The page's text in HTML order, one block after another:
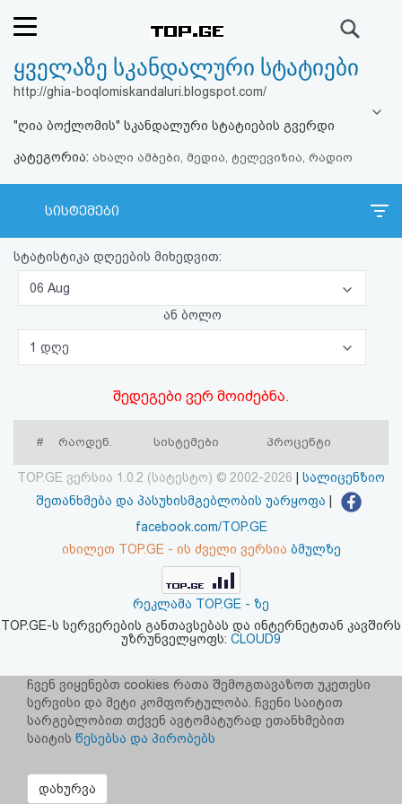
რეიტინგი
ფოსტა
კითხვა-
პასუხი
ავტორიზაცია
რეგისტრაცია
HTML
კოდი
სალიცენზიო
პასუხისმგებლობის
უარყოფა
ყველაზე სკანდალური სტატიები
http://ghia-boqlomiskandaluri.blogspot.com/
"ღია ბოქლომის" სკანდალური სტატიების გვერდი
კატეგორია: ახალი ამბები, მედია, ტელევიზია, რადიო
სისტემები
სტატისტიკა დღეების მიხედვით:
06 Aug
ან ბოლო
1 დღე
შედეგები ვერ მოიძებნა.
# რაოდენ. სისტემები პროცენტი
TOP.GE ვერსია 1.0.2 (სატესტო) © 2002-2026
სალიცენზიო
შეთანხმება და პასუხისმგებლობის უარყოფა
facebook.com/TOP.GE
იხილეთ TOP.GE - ის ძველი ვერსია ბმულზე
რეკლამა TOP.GE - ზე
TOP.GE-ს სერვერების განთავსებას და ინტერნეტთან კავშირს
უზრუნველყოფს: CLOUD9
ჩვენ ვიყენებთ cookies რათა შემოგთავაზოთ უკეთესი
სერვისი და მეტი კომფორტულობა. ჩვენი საიტით
სარგებლობით თქვენ ავტომატურად ეთანხმებით
საიტის წესებსა და პირობებს
დახურვა